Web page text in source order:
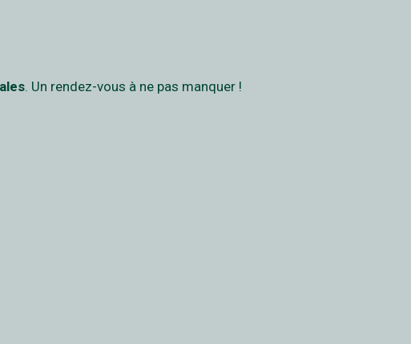
. Un rendez-vous à ne pas manquer !